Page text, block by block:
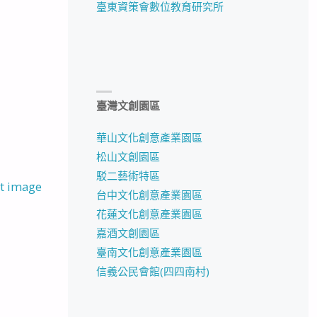
image
臺東資策會數位教育研究所
臺灣文創園區
華山文化創意產業園區
松山文創園區
駁二藝術特區
台中文化創意產業園區
花蓮文化創意產業園區
嘉酒文創園區
臺南文化創意產業園區
信義公民會館(四四南村)